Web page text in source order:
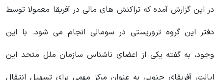
در این گزارش آمده که تراکنش های مالی در آفریقا معمولا توسط
دفتر این گروه تروریستی در سومالی انجام می‌ شود. با این
وجود، به گفته یکی از اعضای ناشناس سازمان ملل متحد این
ایالت، آفریقای جنوبی به عنوان مرکز مهمی برای تسهیل انتقال